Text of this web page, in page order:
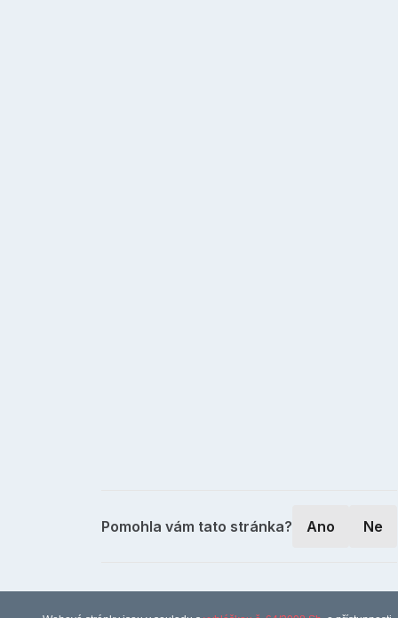
Pomohla vám tato stránka? Ano Ne